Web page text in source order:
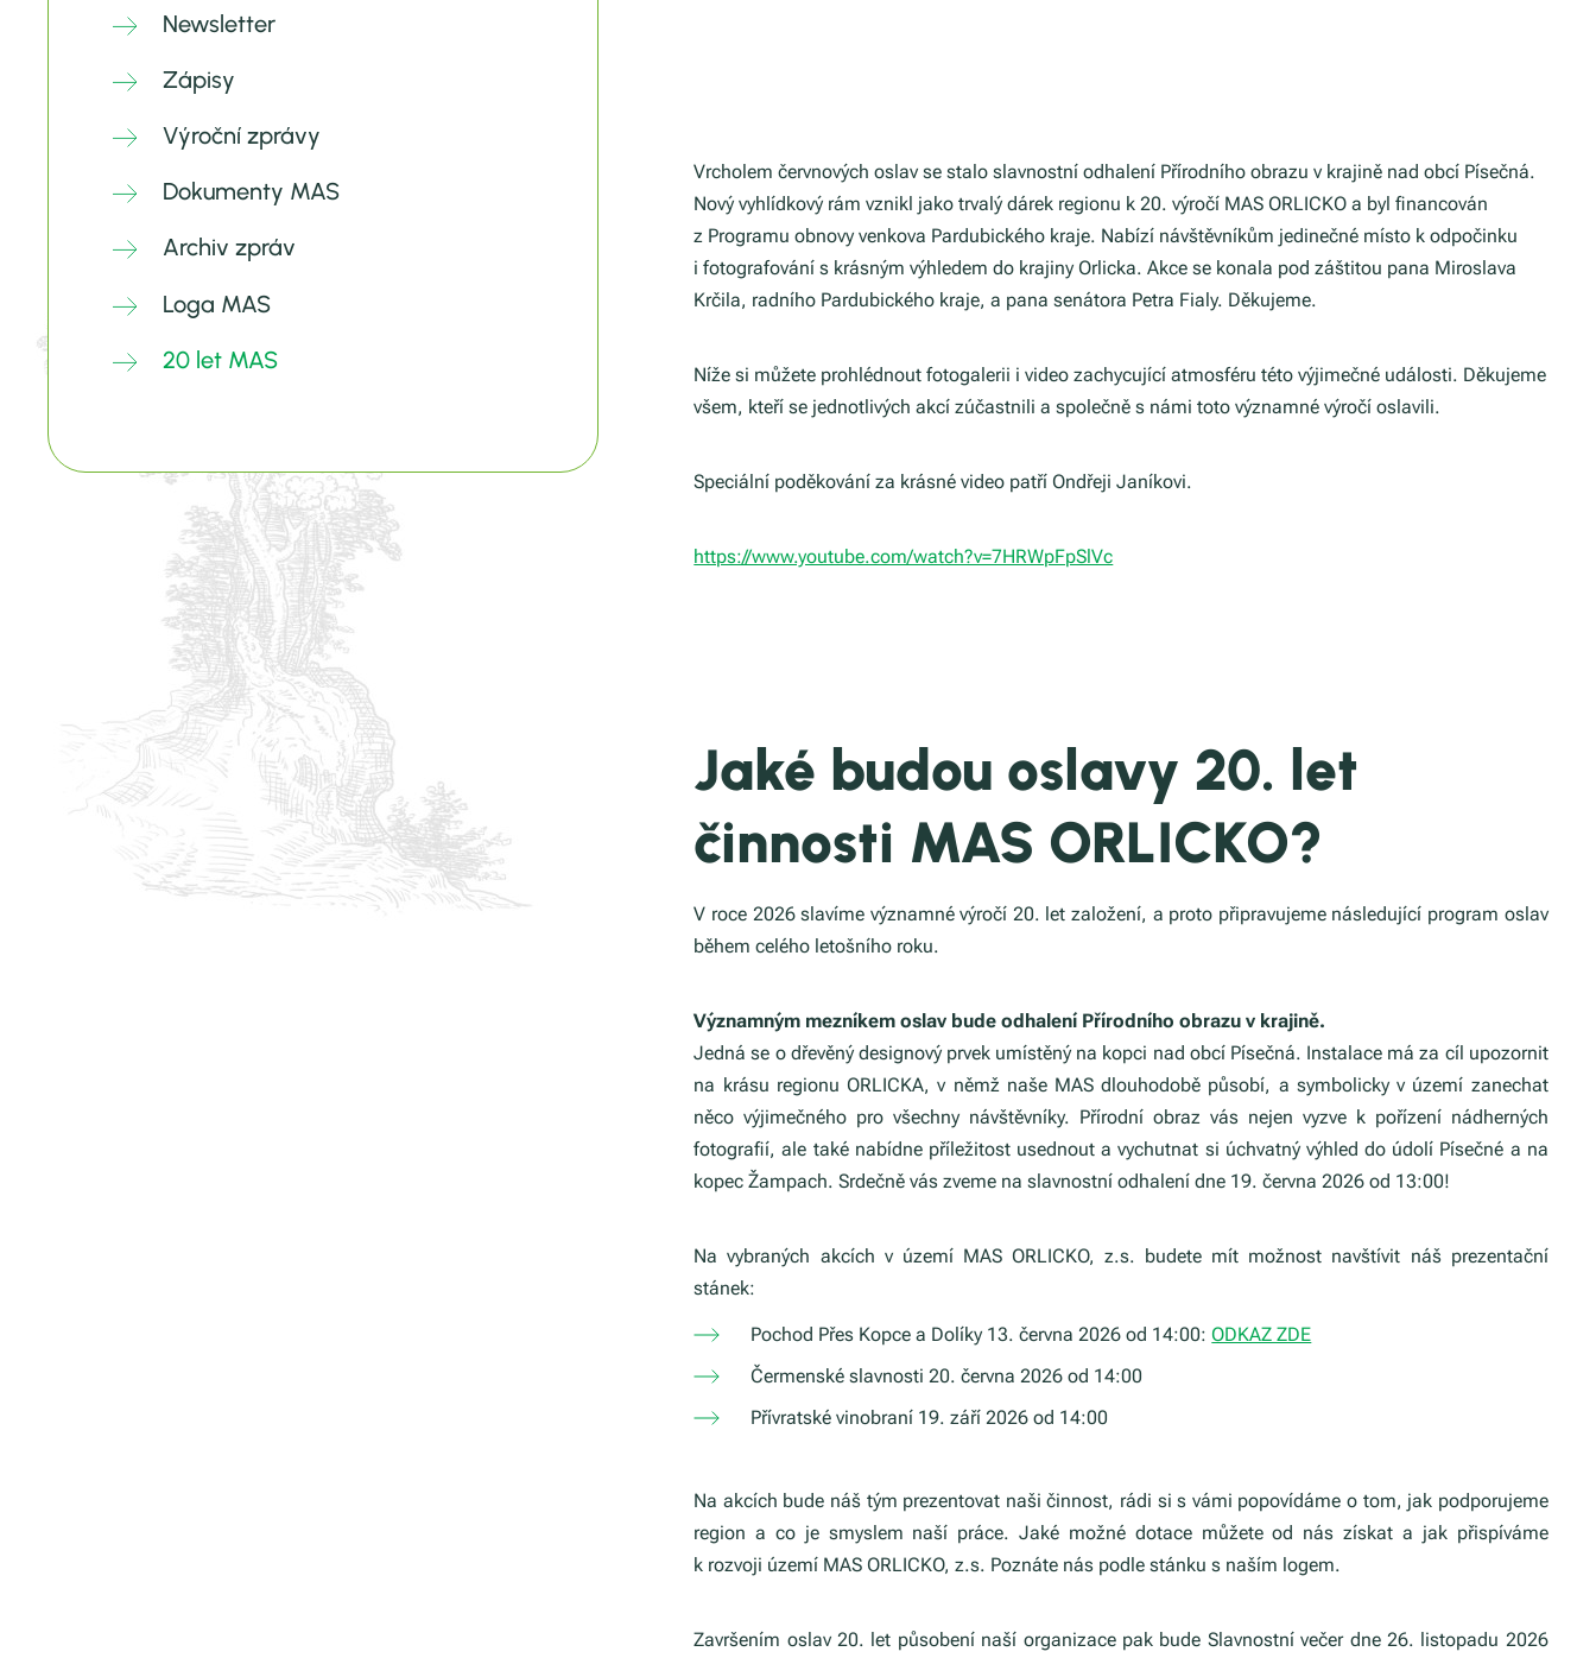
Newsletter
Zápisy
Výroční zprávy
Dokumenty MAS
Archiv zpráv
Loga MAS
20 let MAS
Vrcholem červnových oslav se stalo slavnostní odhalení Přírodního obrazu v krajině nad obcí Písečná.
Nový vyhlídkový rám vznikl jako trvalý dárek regionu k 20. výročí MAS ORLICKO a byl financován
z Programu obnovy venkova Pardubického kraje. Nabízí návštěvníkům jedinečné místo k odpočinku
i fotografování s krásným výhledem do krajiny Orlicka. Akce se konala pod záštitou pana Miroslava
Krčila, radního Pardubického kraje, a pana senátora Petra Fialy. Děkujeme.
Níže si můžete prohlédnout fotogalerii i video zachycující atmosféru této výjimečné události. Děkujeme
všem, kteří se jednotlivých akcí zúčastnili a společně s námi toto významné výročí oslavili.
Speciální poděkování za krásné video patří Ondřeji Janíkovi.
https://www.youtube.com/watch?v=7HRWpFpSlVc
Jaké budou oslavy 20. let
činnosti MAS ORLICKO?
V roce 2026 slavíme významné výročí 20. let založení, a proto připravujeme následující program oslav
během celého letošního roku.
Významným mezníkem oslav bude odhalení Přírodního obrazu v krajině.
Jedná se o dřevěný designový prvek umístěný na kopci nad obcí Písečná. Instalace má za cíl upozornit
na krásu regionu ORLICKA, v němž naše MAS dlouhodobě působí, a symbolicky v území zanechat
něco výjimečného pro všechny návštěvníky. Přírodní obraz vás nejen vyzve k pořízení nádherných
fotografií, ale také nabídne příležitost usednout a vychutnat si úchvatný výhled do údolí Písečné a na
kopec Žampach. Srdečně vás zveme na slavnostní odhalení dne 19. června 2026 od 13:00!
Na vybraných akcích v území MAS ORLICKO, z.s. budete mít možnost navštívit náš prezentační
stánek:
Pochod Přes Kopce a Dolíky 13. června 2026 od 14:00:ODKAZ ZDE
Čermenské slavnosti 20. června 2026 od 14:00
Přívratské vinobraní 19. září 2026 od 14:00
Na akcích bude náš tým prezentovat naši činnost, rádi si s vámi popovídáme o tom, jak podporujeme
region a co je smyslem naší práce. Jaké možné dotace můžete od nás získat a jak přispíváme
k rozvoji území MAS ORLICKO, z.s. Poznáte nás podle stánku s naším logem.
Završením oslav 20. let působení naší organizace pak bude Slavnostní večer dne 26. listopadu 2026